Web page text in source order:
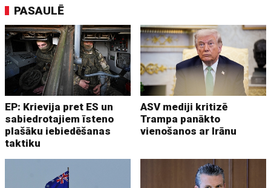
PASAULĒ
EP: Krievija pret ES un
sabiedrotajiem īsteno
plašāku iebiedēšanas
taktiku
ASV mediji kritizē
Trampa panākto
vienošanos ar Irānu